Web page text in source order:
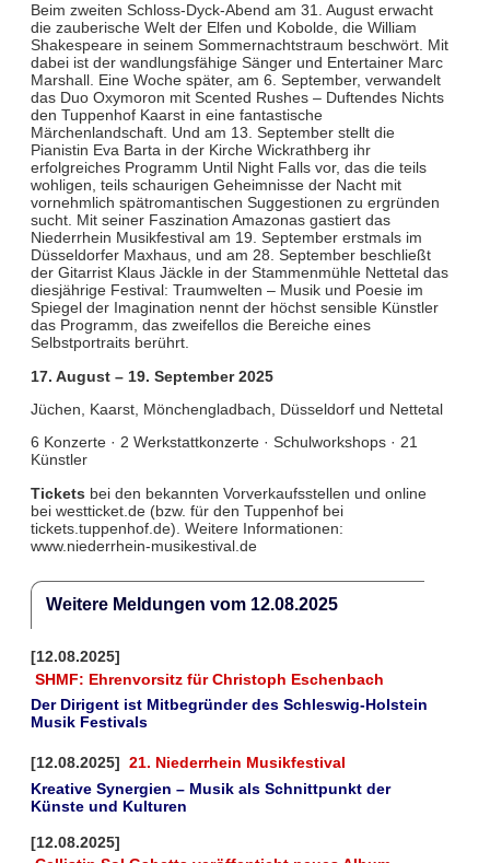
Beim zweiten Schloss-Dyck-Abend am 31. August erwacht
die zauberische Welt der Elfen und Kobolde, die William
Shakespeare in seinem Sommernachtstraum beschwört. Mit
dabei ist der wandlungsfähige Sänger und Entertainer Marc
Marshall. Eine Woche später, am 6. September, verwandelt
das Duo Oxymoron mit Scented Rushes – Duftendes Nichts
den Tuppenhof Kaarst in eine fantastische
Märchenlandschaft. Und am 13. September stellt die
Pianistin Eva Barta in der Kirche Wickrathberg ihr
erfolgreiches Programm Until Night Falls vor, das die teils
wohligen, teils schaurigen Geheimnisse der Nacht mit
vornehmlich spätromantischen Suggestionen zu ergründen
sucht. Mit seiner Faszination Amazonas gastiert das
Niederrhein Musikfestival am 19. September erstmals im
Düsseldorfer Maxhaus, und am 28. September beschließt
der Gitarrist Klaus Jäckle in der Stammenmühle Nettetal das
diesjährige Festival: Traumwelten – Musik und Poesie im
Spiegel der Imagination nennt der höchst sensible Künstler
das Programm, das zweifellos die Bereiche eines
Selbstportraits berührt.
17. August – 19. September 2025
Jüchen, Kaarst, Mönchengladbach, Düsseldorf und Nettetal
6 Konzerte · 2 Werkstattkonzerte · Schulworkshops · 21
Künstler
Tickets bei den bekannten Vorverkaufsstellen und online
bei westticket.de (bzw. für den Tuppenhof bei
tickets.tuppenhof.de). Weitere Informationen:
www.niederrhein-musikestival.de
Weitere Meldungen vom 12.08.2025
[12.08.2025]
SHMF: Ehrenvorsitz für Christoph Eschenbach
Der Dirigent ist Mitbegründer des Schleswig-Holstein
Musik Festivals
[12.08.2025] 21. Niederrhein Musikfestival
Kreative Synergien – Musik als Schnittpunkt der
Künste und Kulturen
[12.08.2025]